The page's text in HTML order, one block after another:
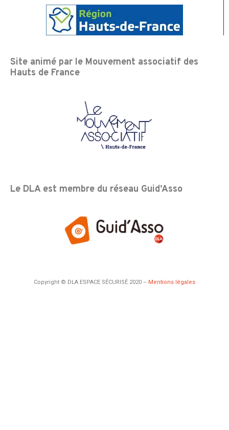
Site animé par le Mouvement associatif des
Hauts de France
Le DLA est membre du réseau Guid’Asso
Copyright © DLA ESPACE SÉCURISÉ 2020 – Mentions légales